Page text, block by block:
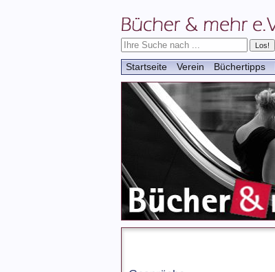
Startseite Verein Büchertipps